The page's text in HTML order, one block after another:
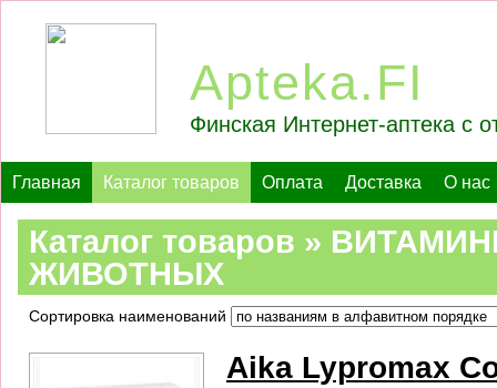
Apteka.FI
Финская Интернет-аптека с
Главная Каталог товаров Оплата Доставка О нас
Каталог товаров »
ЖИВОТНЫХ
Сортировка наименований
Aika Lypromax